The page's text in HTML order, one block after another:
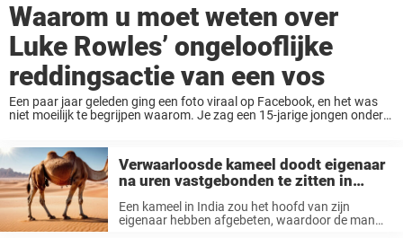
Waarom u moet weten over
Luke Rowles’ ongelooflijke
reddingsactie van een vos
Een paar jaar geleden ging een foto viraal op Facebook, en het was
niet moeilijk te begrijpen waarom. Je zag een 15-jarige jongen onder
Verwaarloosde kameel doodt eigenaar
na uren vastgebonden te zitten in
verzengende hitte
Een kameel in India zou het hoofd van zijn
eigenaar hebben afgebeten, waardoor de man